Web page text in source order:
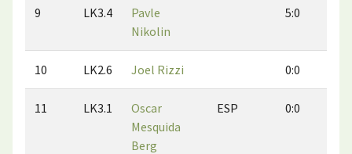
9 LK3.4
Pavle
Nikolin
5:0
10 LK2.6 Joel Rizzi 0:0
11 LK3.1
Oscar
Mesquida
Berg
ESP 0:0